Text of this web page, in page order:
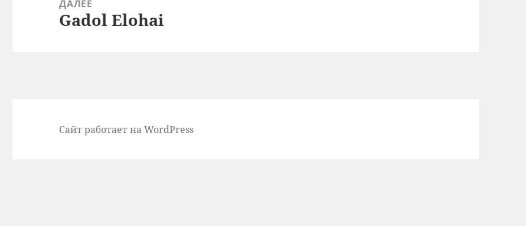
ДАЛЕЕ
Следующая
Gadol Elohai
Сайт работает на WordPress